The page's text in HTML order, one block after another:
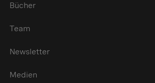
Bücher
Team
Newsletter
Medien